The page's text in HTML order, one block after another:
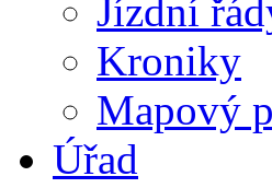
Jízdní
Kroniky
Mapový
Úřad